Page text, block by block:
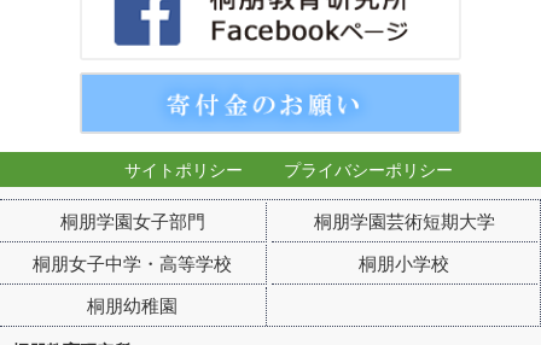
サイトポリシー プライバシーポリシー
桐朋学園女子部門 桐朋学園芸術短期大学
桐朋女子中学・高等学校 桐朋小学校
桐朋幼稚園